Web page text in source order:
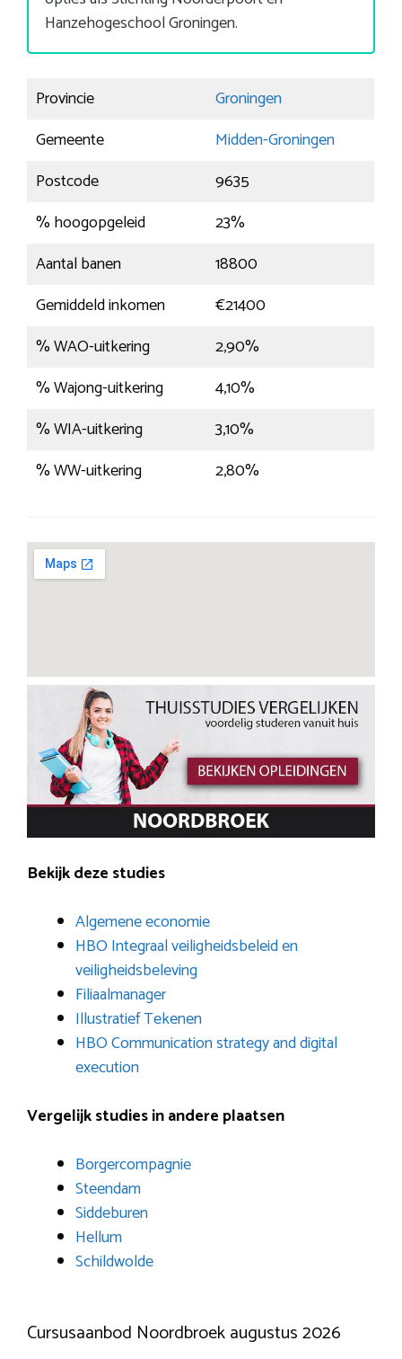
Hanzehogeschool Groningen.
Provincie
Groningen
Gemeente
Midden-Groningen
Postcode
9635
% hoogopgeleid
23%
Aantal banen
18800
Gemiddeld inkomen
€21400
% WAO-uitkering
2,90%
% Wajong-uitkering
4,10%
% WIA-uitkering
3,10%
% WW-uitkering
2,80%
Bekijk deze studies
Algemene economie
HBO Integraal veiligheidsbeleid en
veiligheidsbeleving
Filiaalmanager
Illustratief Tekenen
HBO Communication strategy and digital
execution
Vergelijk studies in andere plaatsen
Borgercompagnie
Steendam
Siddeburen
Hellum
Schildwolde
Cursusaanbod Noordbroek augustus 2026